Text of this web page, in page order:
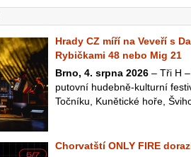
Hrady CZ míří na Veveří s
Rybičkami 48 nebo Mig 21
Brno, 4. srpna 2026 – Tři H
putovní hudebně-kulturní
Točníku, Kunětické hoře,
Chorvatští ONLY FIRE